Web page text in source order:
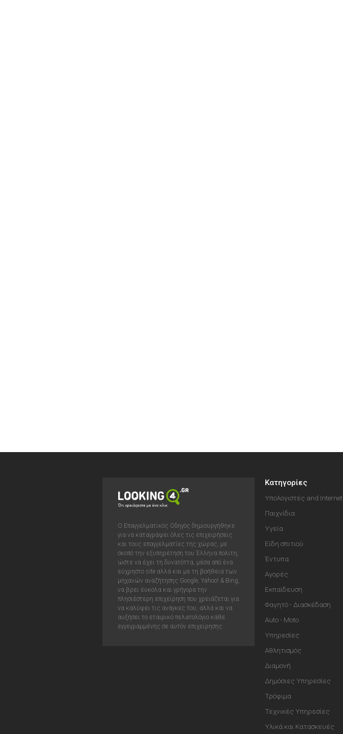
Ο Επαγγελματικός Οδηγός δημιουργήθηκε
για να καταγράψει όλες τις επιχειρήσεις
και τους επαγγελματίες της χώρας, με
σκοπό την εξυπηρέτηση του Έλληνα πολίτη,
ώστε να έχει τη δυνατόττα, μέσα από ένα
εύχρηστο site αλλά και με τη βοήθεια των
μηχανών αναζήτησης Google, Yahoo! & Bing,
να βρει έυκολα και γρήγορα την
πλησιέστερη επιχείρηση που χρειάζεται για
να καλύψει τις ανάγκες του, αλλά και να
αυξήσει το εταιρικό πελατολόγιο κάθε
εγγεγραμμένης σε αυτόν επιχείρησης.
Κατηγορίες
Υπολογιστές and Internet
Παιχνίδια
Υγεία
Είδη σπιτιού
Έντυπα
Αγορές
Εκπαίδευση
Φαγητό - Διασκέδαση
Auto - Moto
Υπηρεσίες
Αθλητισμός
Διαμονή
Δημόσιες Υπηρεσίες
Τρόφιμα
Τεχνικές Υπηρεσίες
Υλικά και Κατασκευές